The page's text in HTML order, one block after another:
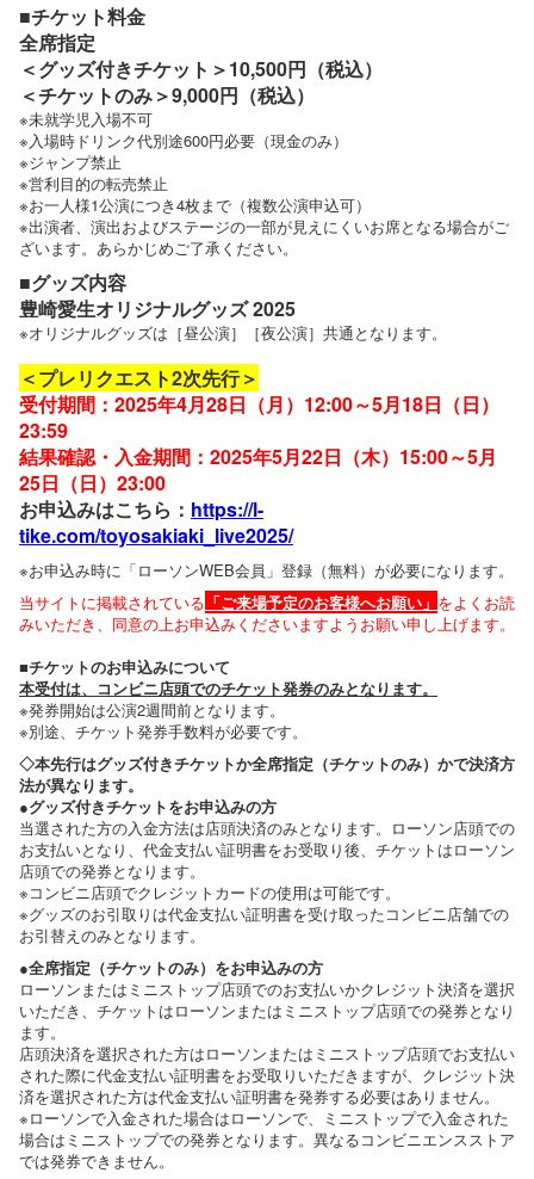
■チケット料金
全席指定
＜グッズ付きチケット＞10,500円（税込）
＜チケットのみ＞9,000円（税込）
※未就学児入場不可
※入場時ドリンク代別途600円必要（現金のみ）
※ジャンプ禁止
※営利目的の転売禁止
※お一人様1公演につき4枚まで（複数公演申込可）
※出演者、演出およびステージの一部が見えにくいお席となる場合がご
ざいます。あらかじめご了承ください。
■グッズ内容
豊崎愛生オリジナルグッズ 2025
※オリジナルグッズは［昼公演］［夜公演］共通となります。
＜プレリクエスト2次先行＞
受付期間：2025年4月28日（月）12:00～5月18日（日）
23:59
結果確認・入金期間：2025年5月22日（木）15:00～5月
25日（日）23:00
お申込みはこちら： https://l-
tike.com/toyosakiaki_live2025/
※お申込み時に「ローソンWEB会員」登録（無料）が必要になります。
当サイトに掲載されている 「ご来場予定のお客様へお願い」 をよくお読
みいただき、同意の上お申込みくださいますようお願い申し上げます。
■チケットのお申込みについて
本受付は、コンビニ店頭でのチケット発券のみとなります。
※発券開始は公演2週間前となります。
※別途、チケット発券手数料が必要です。
◇本先行はグッズ付きチケットか全席指定（チケットのみ）かで決済方
法が異なります。
●グッズ付きチケットをお申込みの方
当選された方の入金方法は店頭決済のみとなります。ローソン店頭での
お支払いとなり、代金支払い証明書をお受取り後、チケットはローソン
店頭での発券となります。
※コンビニ店頭でクレジットカードの使用は可能です。
※グッズのお引取りは代金支払い証明書を受け取ったコンビニ店舗での
お引替えのみとなります。
●全席指定（チケットのみ）をお申込みの方
ローソンまたはミニストップ店頭でのお支払いかクレジット決済を選択
いただき、チケットはローソンまたはミニストップ店頭での発券となり
ます。
店頭決済を選択された方はローソンまたはミニストップ店頭でお支払い
された際に代金支払い証明書をお受取りいただきますが、クレジット決
済を選択された方は代金支払い証明書を発券する必要はありません。
※ローソンで入金された場合はローソンで、ミニストップで入金された
場合はミニストップでの発券となります。異なるコンビニエンスストア
では発券できません。